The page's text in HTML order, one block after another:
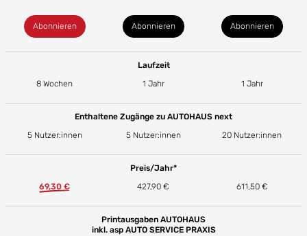
Abonnieren Abonnieren Abonnieren
Laufzeit
8 Wochen
1 Jahr 1 Jahr
Enthaltene Zugänge zu AUTOHAUS next
5 Nutzer:innen
5 Nutzer:innen 20 Nutzer:innen
Preis/Jahr*
69,30 €
427,90 € 611,50 €
Printausgaben AUTOHAUS
inkl. asp AUTO SERVICE PRAXIS